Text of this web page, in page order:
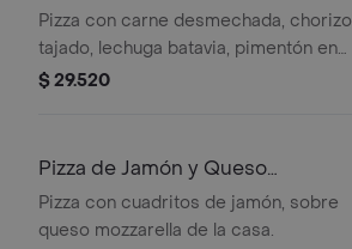
Pizza con carne desmechada, chorizo
tajado, lechuga batavia, pimentón en
tiras y salsa bbq.
$ 29.520
Pizza de Jamón y Queso
Pequeña
Pizza con cuadritos de jamón, sobre
queso mozzarella de la casa.